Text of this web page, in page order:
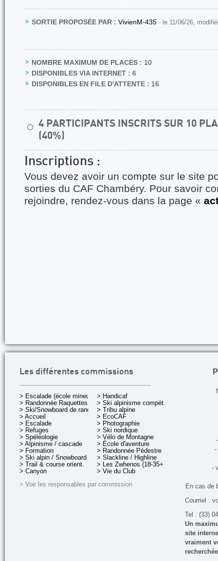
SORTIE PROPOSÉE PAR : VivienM-435 - le 11/06/26,
NOMBRE MAXIMUM DE PLACES : 10
DISPONIBLES VIA INTERNET : 6
DISPONIBLES EN FILE D'ATTENTE : 16
⚪
4 PARTICIPANTS INSCRITS SUR 10
(40%)
Inscriptions :
Vous devez avoir un compte sur le site
sorties du CAF Chambéry. Pour savoir
rejoindre, rendez-vous dans la page «
Les différentes commissions
> Escalade (école mineurs)
> Randonnée Raquettes
> Ski/Snowboard de rando.
> Accueil
> Escalade
> Refuges
> Spéléologie
> Alpinisme / cascade
> Formation
> Ski alpin / Snowboard
> Trail & course orient.
> Canyon
> Handicaf
> Ski alpinisme compét.
> Tribu alpine
> EcoCAF
> Photographie
> Ski nordique
> Vélo de Montagne
> École d'aventure
> Randonnée Pédestre
> Slackline / Highline
> Les Zwhenos (18-35+ ans)
> Vie du Club
> Voir les responsables par commission
-
-
En cas de
Courriel :
Tel : (33)
Un
site
vraiment